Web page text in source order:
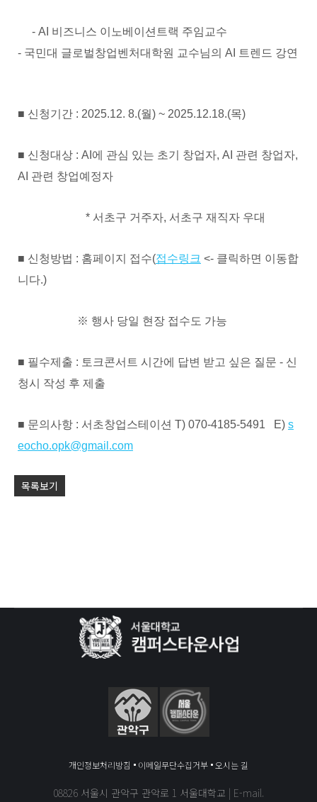
- AI 비즈니스 이노베이션트랙 주임교수
- 국민대 글로벌창업벤처대학원 교수님의 AI 트렌드 강연
■ 신청기간 : 2025.12. 8.(월) ~ 2025.12.18.(목)
■ 신청대상 : AI에 관심 있는 초기 창업자, AI 관련 창업자,
AI 관련 창업예정자
* 서초구 거주자, 서초구 재직자 우대
■ 신청방법 : 홈페이지 접수(접수링크 <- 클릭하면 이동합
니다.)
※ 행사 당일 현장 접수도 가능
■ 필수제출 : 토크콘서트 시간에 답변 받고 싶은 질문 - 신
청시 작성 후 제출
■ 문의사항 : 서초창업스테이션 T) 070-4185-5491 E) s
eocho.opk@gmail.com
목록보기
개인정보처리방침 이메일무단수집거부 오시는 길
08826 서울시 관악구 관악로 1 서울대학교 | E-mail.